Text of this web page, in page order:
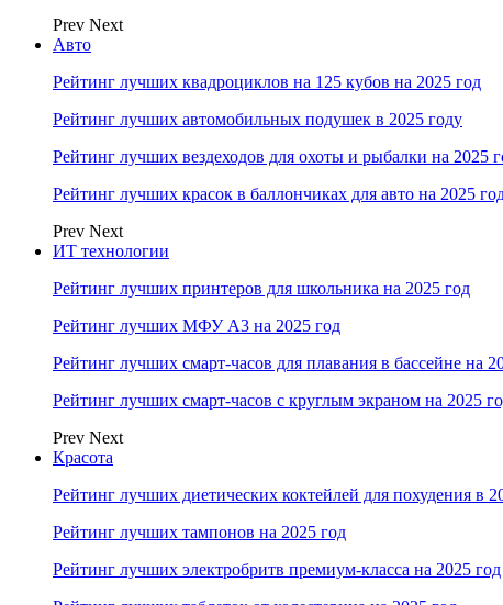
Prev Next
Авто
Рейтинг лучших квадроциклов на 125 кубов на 2025 год
Рейтинг лучших автомобильных подушек в 2025 году
Рейтинг лучших вездеходов для охоты и рыбалки на 2025
Рейтинг лучших красок в баллончиках для авто на 2025
Prev Next
ИТ технологии
Рейтинг лучших принтеров для школьника на 2025 год
Рейтинг лучших МФУ А3 на 2025 год
Рейтинг лучших смарт-часов для плавания в бассейне на
Рейтинг лучших смарт-часов с круглым экраном на 2025
Prev Next
Красота
Рейтинг лучших диетических коктейлей для похудения в
Рейтинг лучших тампонов на 2025 год
Рейтинг лучших электробритв премиум-класса на 2025 год